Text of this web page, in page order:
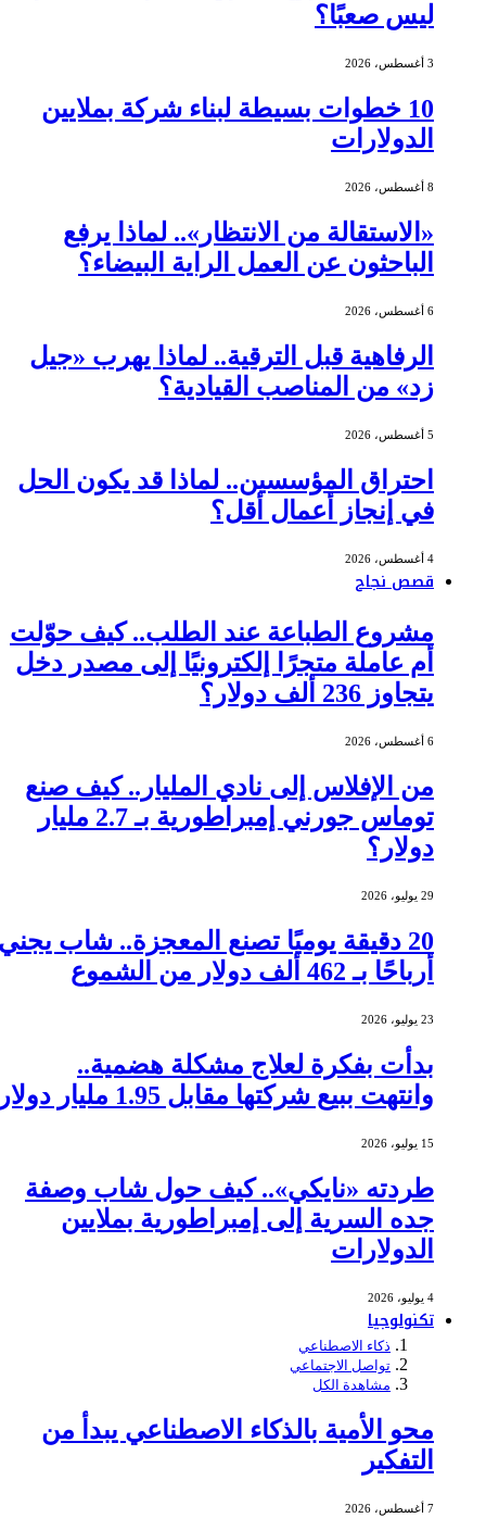
ليس صعبًا؟
3 أغسطس، 2026
10 خطوات بسيطة لبناء شركة بملايين
الدولارات
8 أغسطس، 2026
«الاستقالة من الانتظار».. لماذا يرفع
الباحثون عن العمل الراية البيضاء؟
6 أغسطس، 2026
الرفاهية قبل الترقية.. لماذا يهرب «جيل
زد» من المناصب القيادية؟
5 أغسطس، 2026
احتراق المؤسسين.. لماذا قد يكون الحل
في إنجاز أعمال أقل؟
4 أغسطس، 2026
قصص نجاح
مشروع الطباعة عند الطلب.. كيف حوّلت
أم عاملة متجرًا إلكترونيًا إلى مصدر دخل
يتجاوز 236 ألف دولار؟
6 أغسطس، 2026
من الإفلاس إلى نادي المليار.. كيف صنع
توماس جورني إمبراطورية بـ 2.7 مليار
دولار؟
29 يوليو، 2026
20 دقيقة يوميًا تصنع المعجزة.. شاب يجني
أرباحًا بـ 462 ألف دولار من الشموع
23 يوليو، 2026
بدأت بفكرة لعلاج مشكلة هضمية..
وانتهت ببيع شركتها مقابل 1.95 مليار دولار
15 يوليو، 2026
طردته «نايكي».. كيف حول شاب وصفة
جده السرية إلى إمبراطورية بملايين
الدولارات
4 يوليو، 2026
تكنولوجيا
ذكاء الاصطناعي
تواصل الاجتماعي
مشاهدة الكل
محو الأمية بالذكاء الاصطناعي يبدأ من
التفكير
7 أغسطس، 2026